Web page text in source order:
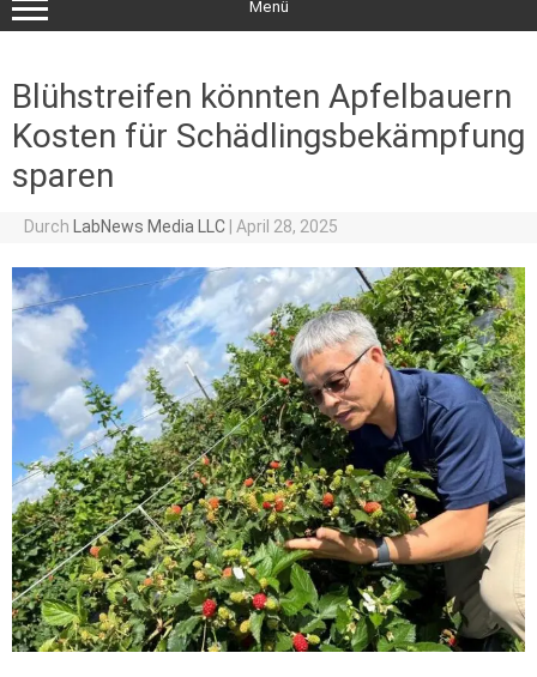
Menü
Blühstreifen könnten Apfelbauern
Kosten für Schädlingsbekämpfung
sparen
Durch LabNews Media LLC April 28, 2025